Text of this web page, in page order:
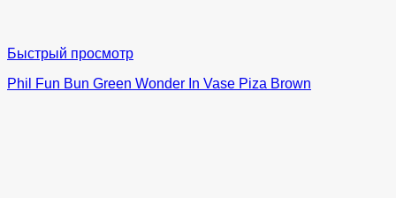
Быстрый просмотр
Phil Fun Bun Green Wonder In Vase Piza Brown